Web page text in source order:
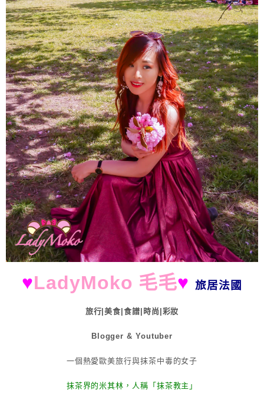
♥LadyMoko 毛毛♥ 旅居法國
旅行|美食|食譜|時尚|彩妝
Blogger & Youtuber
一個熱愛歐美旅行與抹茶中毒的女子
抹茶界的米其林，人稱「抹茶教主」